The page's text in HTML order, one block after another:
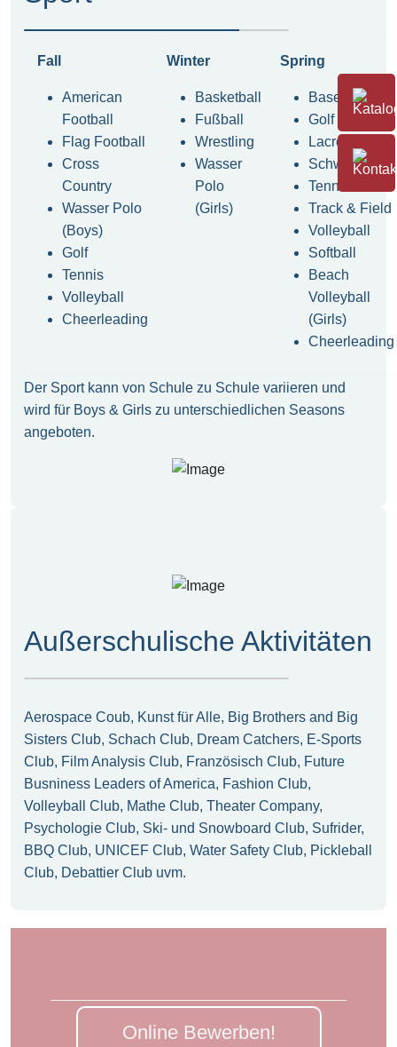
Fall
American
Football
Flag Football
Cross
Country
Wasser Polo
(Boys)
Golf
Tennis
Volleyball
Cheerleading
Winter
Basketball
Fußball
Wrestling
Wasser
Polo
(Girls)
Spring
Baseball
Golf
Lacrosse
Schwimmen
Tennis
Track & Field
Volleyball
Softball
Beach
Volleyball
(Girls)
Cheerleading
Der Sport kann von Schule zu Schule variieren und
wird für Boys & Girls zu unterschiedlichen Seasons
angeboten.
Außerschulische Aktivitäten
Aerospace Coub, Kunst für Alle, Big Brothers and Big
Sisters Club, Schach Club, Dream Catchers, E-Sports
Club, Film Analysis Club, Französisch Club, Future
Busniness Leaders of America, Fashion Club,
Volleyball Club, Mathe Club, Theater Company,
Psychologie Club, Ski- und Snowboard Club, Sufrider,
BBQ Club, UNICEF Club, Water Safety Club, Pickleball
Club, Debattier Club uvm.
Online Bewerben!